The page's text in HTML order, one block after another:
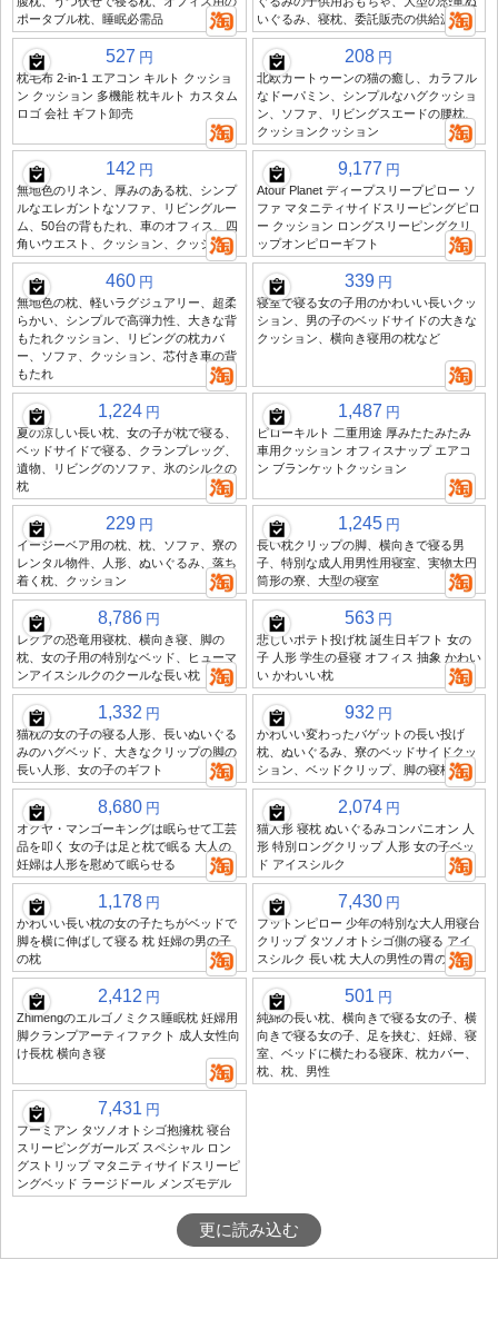
ポータブル枕、睡眠必需品
いぐるみ、寝枕、委託販売の供給源
527 円
枕毛布 2-in-1 エアコン キルト クッショ
ン クッション 多機能 枕キルト カスタム
ロゴ 会社 ギフト卸売
208 円
北欧カートゥーンの猫の癒し、カラフル
なドーパミン、シンプルなハグクッショ
ン、ソファ、リビングスエードの腰枕、
クッションクッション
142 円
無地色のリネン、厚みのある枕、シンプ
ルなエレガントなソファ、リビングルー
ム、50台の背もたれ、車のオフィス、四
角いウエスト、クッション、クッション
9,177 円
Atour Planet ディープスリープピロー ソ
ファ マタニティサイドスリーピングピロ
ー クッション ロングスリーピングクリ
ップオンピローギフト
460 円
無地色の枕、軽いラグジュアリー、超柔
らかい、シンプルで高弾力性、大きな背
もたれクッション、リビングの枕カバ
ー、ソファ、クッション、芯付き車の背
もたれ
339 円
寝室で寝る女の子用のかわいい長いクッ
ション、男の子のベッドサイドの大きな
クッション、横向き寝用の枕など
1,224 円
夏の涼しい長い枕、女の子が枕で寝る、
ベッドサイドで寝る、クランプレッグ、
遺物、リビングのソファ、氷のシルクの
枕
1,487 円
ピローキルト 二重用途 厚みたたみたみ
車用クッション オフィスナップ エアコ
ン ブランケットクッション
229 円
イージーベア用の枕、枕、ソファ、寮の
レンタル物件、人形、ぬいぐるみ、落ち
着く枕、クッション
1,245 円
長い枕クリップの脚、横向きで寝る男
子、特別な成人用男性用寝室、実物大円
筒形の寮、大型の寝室
8,786 円
レグアの恐竜用寝枕、横向き寝、脚の
枕、女の子用の特別なベッド、ヒューマ
ンアイスシルクのクールな長い枕
563 円
悲しいポテト投げ枕 誕生日ギフト 女の
子 人形 学生の昼寝 オフィス 抽象 かわい
い かわいい枕
1,332 円
猫枕の女の子の寝る人形、長いぬいぐる
みのハグベッド、大きなクリップの脚の
長い人形、女の子のギフト
932 円
かわいい変わったバゲットの長い投げ
枕、ぬいぐるみ、寮のベッドサイドクッ
ション、ベッドクリップ、脚の寝枕
8,680 円
オクヤ・マンゴーキングは眠らせて工芸
品を叩く 女の子は足と枕で眠る 大人の
妊婦は人形を慰めて眠らせる
2,074 円
猫人形 寝枕 ぬいぐるみコンパニオン 人
形 特別ロングクリップ 人形 女の子ベッ
ド アイスシルク
1,178 円
かわいい長い枕の女の子たちがベッドで
脚を横に伸ばして寝る 枕 妊婦の男の子
の枕
7,430 円
フットンピロー 少年の特別な大人用寝台
クリップ タツノオトシゴ側の寝る アイ
スシルク 長い枕 大人の男性の胃の眠り
2,412 円
Zhimengのエルゴノミクス睡眠枕 妊婦用
脚クランプアーティファクト 成人女性向
け長枕 横向き寝
501 円
純綿の長い枕、横向きで寝る女の子、横
向きで寝る女の子、足を挟む、妊婦、寝
室、ベッドに横たわる寝床、枕カバー、
枕、枕、男性
7,431 円
フーミアン タツノオトシゴ抱擁枕 寝台
スリーピングガールズ スペシャル ロン
グストリップ マタニティサイドスリーピ
ングベッド ラージドール メンズモデル
更に読み込む